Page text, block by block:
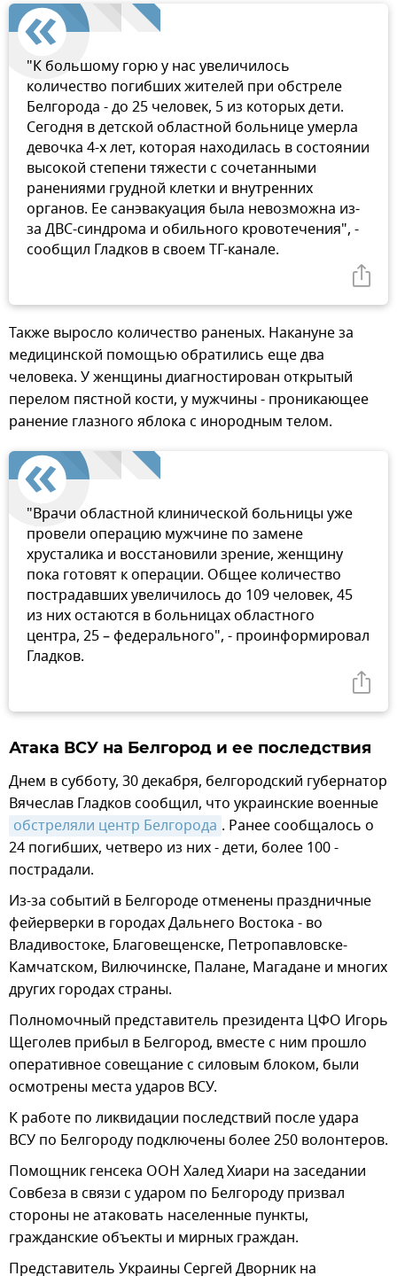
"К большому горю у нас увеличилось
количество погибших жителей при обстреле
Белгорода - до 25 человек, 5 из которых дети.
Сегодня в детской областной больнице умерла
девочка 4-х лет, которая находилась в состоянии
высокой степени тяжести с сочетанными
ранениями грудной клетки и внутренних
органов. Ее санэвакуация была невозможна из-
за ДВС-синдрома и обильного кровотечения", -
сообщил Гладков в своем ТГ-канале.
Также выросло количество раненых. Накануне за
медицинской помощью обратились еще два
человека. У женщины диагностирован открытый
перелом пястной кости, у мужчины - проникающее
ранение глазного яблока с инородным телом.
"Врачи областной клинической больницы уже
провели операцию мужчине по замене
хрусталика и восстановили зрение, женщину
пока готовят к операции. Общее количество
пострадавших увеличилось до 109 человек, 45
из них остаются в больницах областного
центра, 25 – федерального", - проинформировал
Гладков.
Атака ВСУ на Белгород и ее последствия
Днем в субботу, 30 декабря, белгородский губернатор
Вячеслав Гладков сообщил, что украинские военные
обстреляли центр Белгорода . Ранее сообщалось о
24 погибших, четверо из них - дети, более 100 -
пострадали.
Из-за событий в Белгороде отменены праздничные
фейерверки в городах Дальнего Востока - во
Владивостоке, Благовещенске, Петропавловске-
Камчатском, Вилючинске, Палане, Магадане и многих
других городах страны.
Полномочный представитель президента ЦФО Игорь
Щеголев прибыл в Белгород, вместе с ним прошло
оперативное совещание с силовым блоком, были
осмотрены места ударов ВСУ.
К работе по ликвидации последствий после удара
ВСУ по Белгороду подключены более 250 волонтеров.
Помощник генсека ООН Халед Хиари на заседании
Совбеза в связи с ударом по Белгороду призвал
стороны не атаковать населенные пункты,
гражданские объекты и мирных граждан.
Представитель Украины Сергей Дворник на